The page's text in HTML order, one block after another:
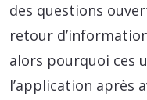
des questions
retour
alors pourquoi ces
l’application après